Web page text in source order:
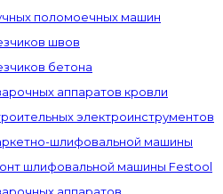
поломоечных машин
швов
бетона
аппаратов кровли
электроинструментов
шлифовальной машины
шлифовальной машины Festool